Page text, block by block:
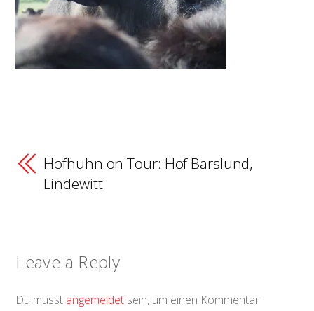
Hofhuhn on Tour: Hof Barslund,
Lindewitt
Leave a Reply
Du musst angemeldet sein, um einen Kommentar